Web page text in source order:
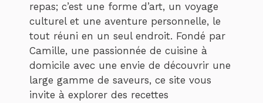
repas; c’est une forme d’art, un voyage
culturel et une aventure personnelle, le
tout réuni en un seul endroit. Fondé par
Camille, une passionnée de cuisine à
domicile avec une envie de découvrir une
large gamme de saveurs, ce site vous
invite à explorer des recettes